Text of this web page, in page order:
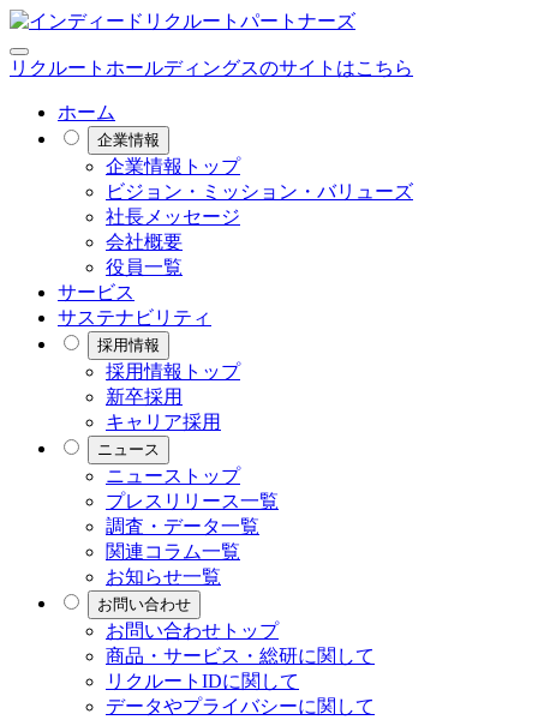
リクルートホールディングスのサイトはこちら
ホーム
企業情報
企業情報トップ
ビジョン・ミッション・バリューズ
社長メッセージ
会社概要
役員一覧
サービス
サステナビリティ
採用情報
採用情報トップ
新卒採用
キャリア採用
ニュース
ニューストップ
プレスリリース一覧
調査・データ一覧
関連コラム一覧
お知らせ一覧
お問い合わせ
お問い合わせトップ
商品・サービス・総研に関して
リクルートIDに関して
データやプライバシーに関して